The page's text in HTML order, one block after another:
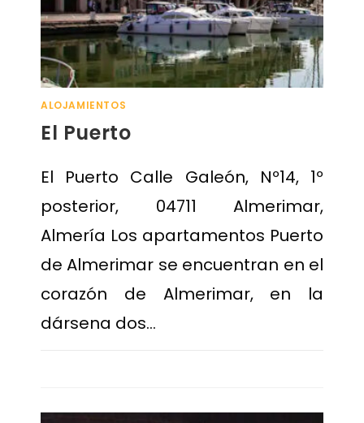
ALOJAMIENTOS
El Puerto
El Puerto Calle Galeón, Nº14, 1º
posterior, 04711 Almerimar,
Almería Los apartamentos Puerto
de Almerimar se encuentran en el
corazón de Almerimar, en la
dársena dos…